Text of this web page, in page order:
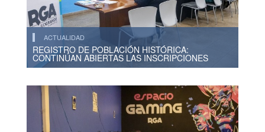
ACTUALIDAD
REGISTRO DE POBLACIÓN HISTÓRICA:
CONTINÚAN ABIERTAS LAS INSCRIPCIONES